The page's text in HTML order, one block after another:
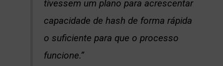
tivessem um plano para acrescentar
capacidade de hash de forma rápida
o suficiente para que o processo
funcione.”